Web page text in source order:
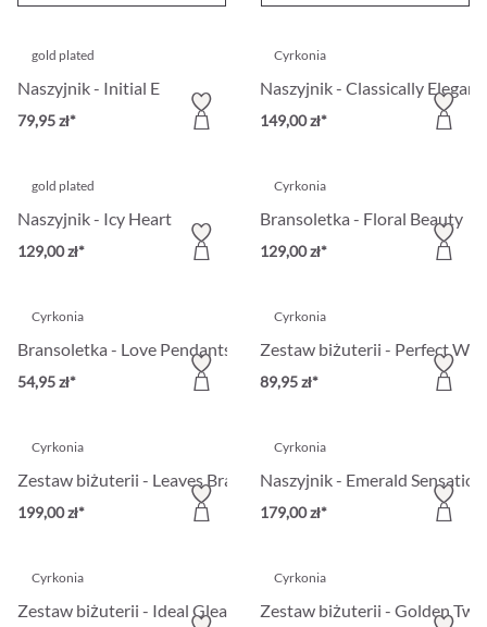
gold plated
Naszyjnik - Initial E
79,95 zł*
Cyrkonia
Naszyjnik - Classically Elegant
149,00 zł*
gold plated
Naszyjnik - Icy Heart
129,00 zł*
Cyrkonia
Bransoletka - Floral Beauty
129,00 zł*
Cyrkonia
Bransoletka - Love Pendants
54,95 zł*
Cyrkonia
Zestaw biżuterii - Perfect
89,95 zł*
Cyrkonia
Zestaw biżuterii - Leaves Branches
199,00 zł*
Cyrkonia
Naszyjnik - Emerald Sensation
179,00 zł*
Cyrkonia
Zestaw biżuterii - Ideal Gleam
Cyrkonia
Zestaw biżuterii - Golden